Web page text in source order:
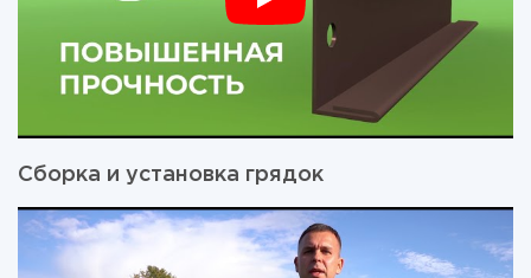
Сборка и установка грядок